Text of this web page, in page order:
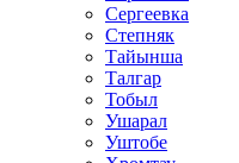
Сергеевка
Степняк
Тайынша
Талгар
Тобыл
Ушарал
Уштобе